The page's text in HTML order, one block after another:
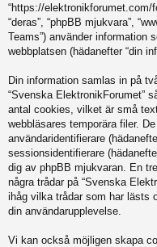
“https://elektronikforumet.com/
“deras”, “phpBB mjukvara”,
Teams”) använder information
webbplatsen (hädanefter “din
Din information samlas in på
“Svenska ElektronikForumet”
antal cookies, vilket är små
webbläsares temporära filer.
användaridentifierare
sessionsidentifierare
dig av phpBB mjukvaran. En
några trådar på “Svenska
ihåg vilka trådar som har lästs
din användarupplevelse.
Vi kan också möjligen skapa